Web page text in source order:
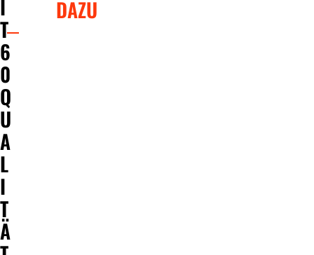
I
T
6
0
Q
U
A
L
I
T
Ä
DAZU